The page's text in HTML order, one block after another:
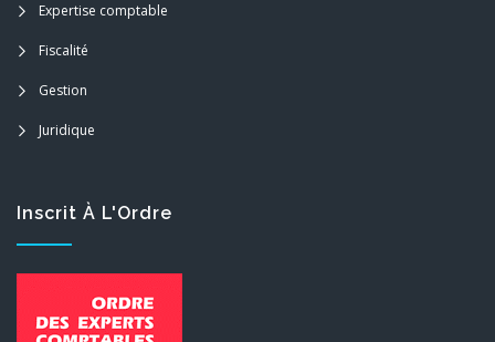
Expertise comptable
Fiscalité
Gestion
Juridique
Inscrit À L'Ordre